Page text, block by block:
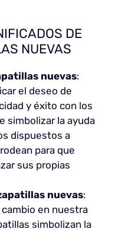
DE
NUEVAS
nuevas:
el deseo de
y éxito con los
simbolizar la ayuda
dispuestos a
para que
sus propias
nuevas:
en nuestra
simbolizan la